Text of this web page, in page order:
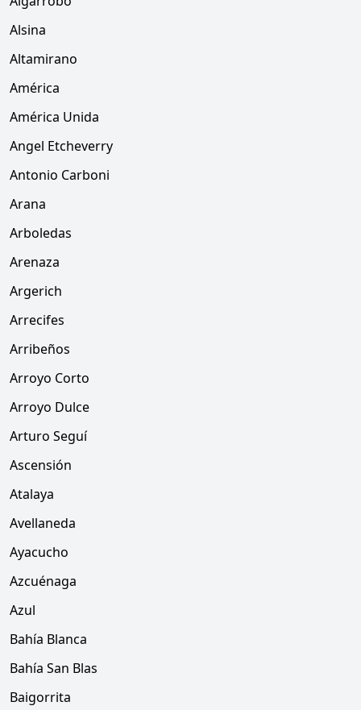
Alsina
Altamirano
América
América Unida
Angel Etcheverry
Antonio Carboni
Arana
Arboledas
Arenaza
Argerich
Arrecifes
Arribeños
Arroyo Corto
Arroyo Dulce
Arturo Seguí
Ascensión
Atalaya
Avellaneda
Ayacucho
Azcuénaga
Azul
Bahía Blanca
Bahía San Blas
Baigorrita